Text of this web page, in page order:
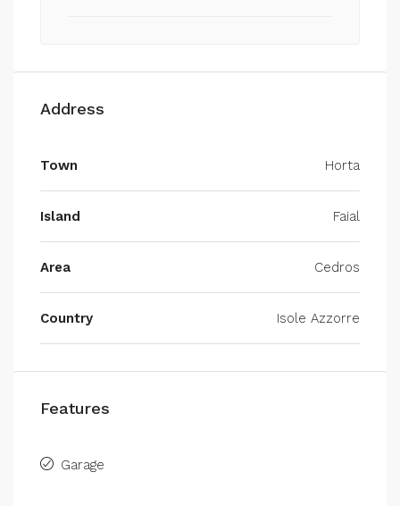
Address
Town Horta
Island Faial
Area Cedros
Country Isole Azzorre
Features
Garage